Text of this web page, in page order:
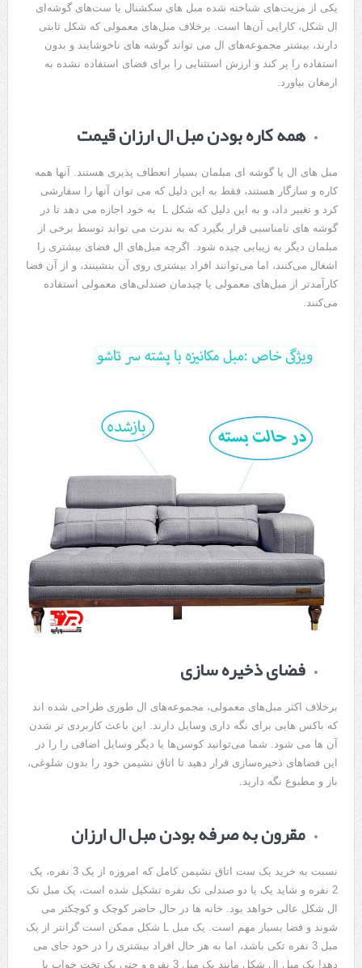
یکی از مزیت‌های شناخته شده مبل های سکشنال‌ یا ست‌های گوشه‌ای
ال شکل، کارایی آن‌ها است. برخلاف مبل‌های معمولی که شکل ثابتی
دارند، بیشتر مجموعه‌های ال می تواند گوشه های ناخوشایند و بدون
استفاده را پر کند و ارزش استثنایی را برای فضای استفاده نشده به
ارمغان بیاورد.
همه کاره بودن مبل ال ارزان قیمت
مبل های ال یا گوشه ای مبلمان بسیار انعطاف پذیری هستند. آنها همه
کاره و سازگار هستند، فقط به این دلیل که می توان آنها را سفارشی
کرد و تغییر داد، و به این دلیل که شکل L به خود اجازه می دهد تا در
گوشه های نامناسبی قرار بگیرد که به ندرت می تواند توسط برخی از
مبلمان دیگر به زیبایی چیده شود. اگرچه مبل‌های ال فضای بیشتری را
اشغال می‌کنند، اما می‌توانند افراد بیشتری روی آن بنشینند، و از آن فضا
کارآمدتر از مبل‌های معمولی یا چیدمان صندلی‌های معمولی استفاده
می‌کنند.
فضای ذخیره سازی
برخلاف اکثر مبل‌های معمولی، مجموعه‌های ال طوری طراحی شده اند
که باکس هایی برای نگه داری وسایل دارند. این باعث کاربردی تر شدن
آن ها می شود. شما می‌توانید کوسن‌ها یا دیگر وسایل اضافی را را در
این فضاهای ذخیره‌سازی قرار دهید تا اتاق نشیمن خود را بدون شلوغی،
باز و مطبوع نگه دارید.
مقرون به صرفه بودن مبل ال ارزان
نسبت به خرید یک ست اتاق نشیمن کامل که امروزه از یک 3 نفره، یک
2 نفره و شاید یک یا دو صندلی تک نفره تشکیل شده است، یک مبل تک
ال شکل عالی خواهد بود. خانه ها در حال حاضر کوچک و کوچکتر می
شوند و فضا بسیار مهم است. یک مبل L شکل ممکن است گرانتر از یک
مبل 3 نفره تکی باشد، اما به هر حال افراد بیشتری را در خود جای می
دهد! یک مبل ال شکل مانند یک مبل 3 نفره و حتی یک تخت خواب با